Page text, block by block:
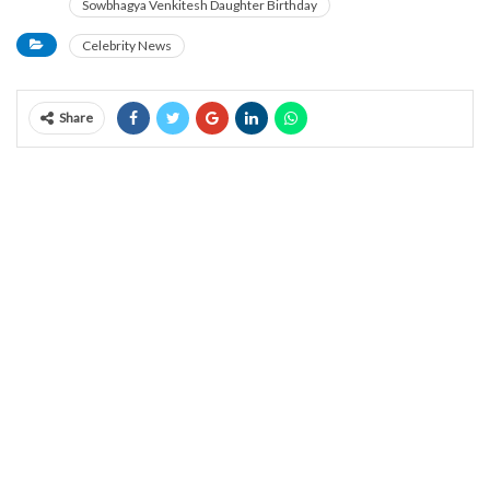
Sowbhagya Venkitesh Daughter Birthday
Celebrity News
Share